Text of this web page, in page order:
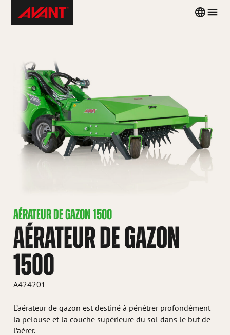
content
Avant
Tecno
France
Country
AÉRATEUR DE GAZON 1500
AÉRATEUR DE GAZON
1500
A424201
L’aérateur de gazon est destiné à pénétrer profondément
la pelouse et la couche supérieure du sol dans le but de
l’aérer.